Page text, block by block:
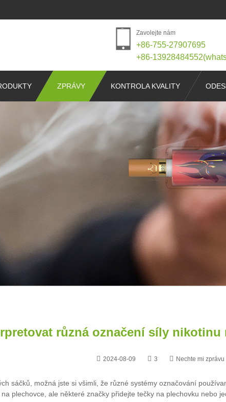
Zavolejte nám
+86-755-27907695
+86-
ZPRÁVY KONTROLA KVALITY
různá označení síly
2024-08-09 3 Nechte mi zprávu
sáčků, možná jste si všimli, že různé systémy označování
plechovce, ale některé značky přidejte tečky na plechovku nebo